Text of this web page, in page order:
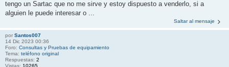
tengo un Sartac que no me sirve y estoy dispuesto a venderlo, si a
alguien le puede interesar o ...
Saltar al mensaje
por Santos007
14 Dic 2023 00:36
Foro: Consultas y Pruebas de equipamiento
Tema: teléfono original
Respuestas: 2
Vistas: 10265